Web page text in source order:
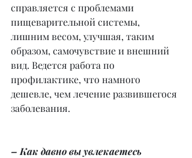
справляется с проблемами
пищеварительной системы,
лишним весом, улучшая, таким
образом, самочувствие и внешний
вид. Ведется работа по
профилактике, что намного
дешевле, чем лечение развившегося
заболевания.
– Как давно вы увлекаетесь